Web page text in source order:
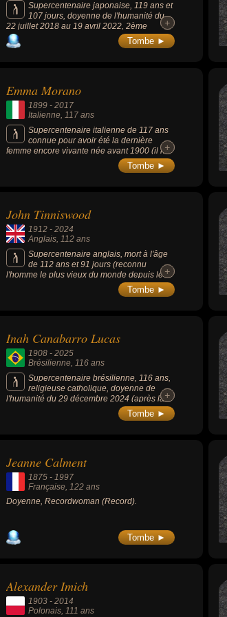
Supercentenaire japonaise, 119 ans et
107 jours, doyenne de l'humanité du
22 juillet 2018 au 19 avril 2022, 2ème
personne vérifiée la plus âgée de tous les
temps, après la française Jeanne Calment
+
+
Tombe ►
Emma Morano
1899 - 2017
Italienne , 117 ans
Supercentenaire italienne de 117 ans
connue pour avoir été la dernière
femme encore vivante née avant 1900 (il ne
reste plus que 2 hommes nés avant 1900 au
+
+
Tombe ►
John Tinniswood
1912 - 2024
Anglais , 112 ans
Supercentenaire anglais, mort à l'âge
de 112 ans et 91 jours (reconnu
l'homme le plus vieux du monde depuis le
décès du Chinois Shi Ping le 29 juin 2024).
+
+
Tombe ►
Inah Canabarro Lucas
1908 - 2025
Brésilienne, 116 ans
Supercentenaire brésilienne, 116 ans,
religieuse catholique, doyenne de
l'humanité du 29 décembre 2024 (après la
mort de Tomiko Itooka) à sa mort le 30 avril
+
+
Tombe ►
Jeanne Calment
1875 - 1997
Française, 122 ans
Doyenne, Recordwoman (Record).
Tombe ►
Alexander Imich
1903 - 2014
Polonais, 111 ans